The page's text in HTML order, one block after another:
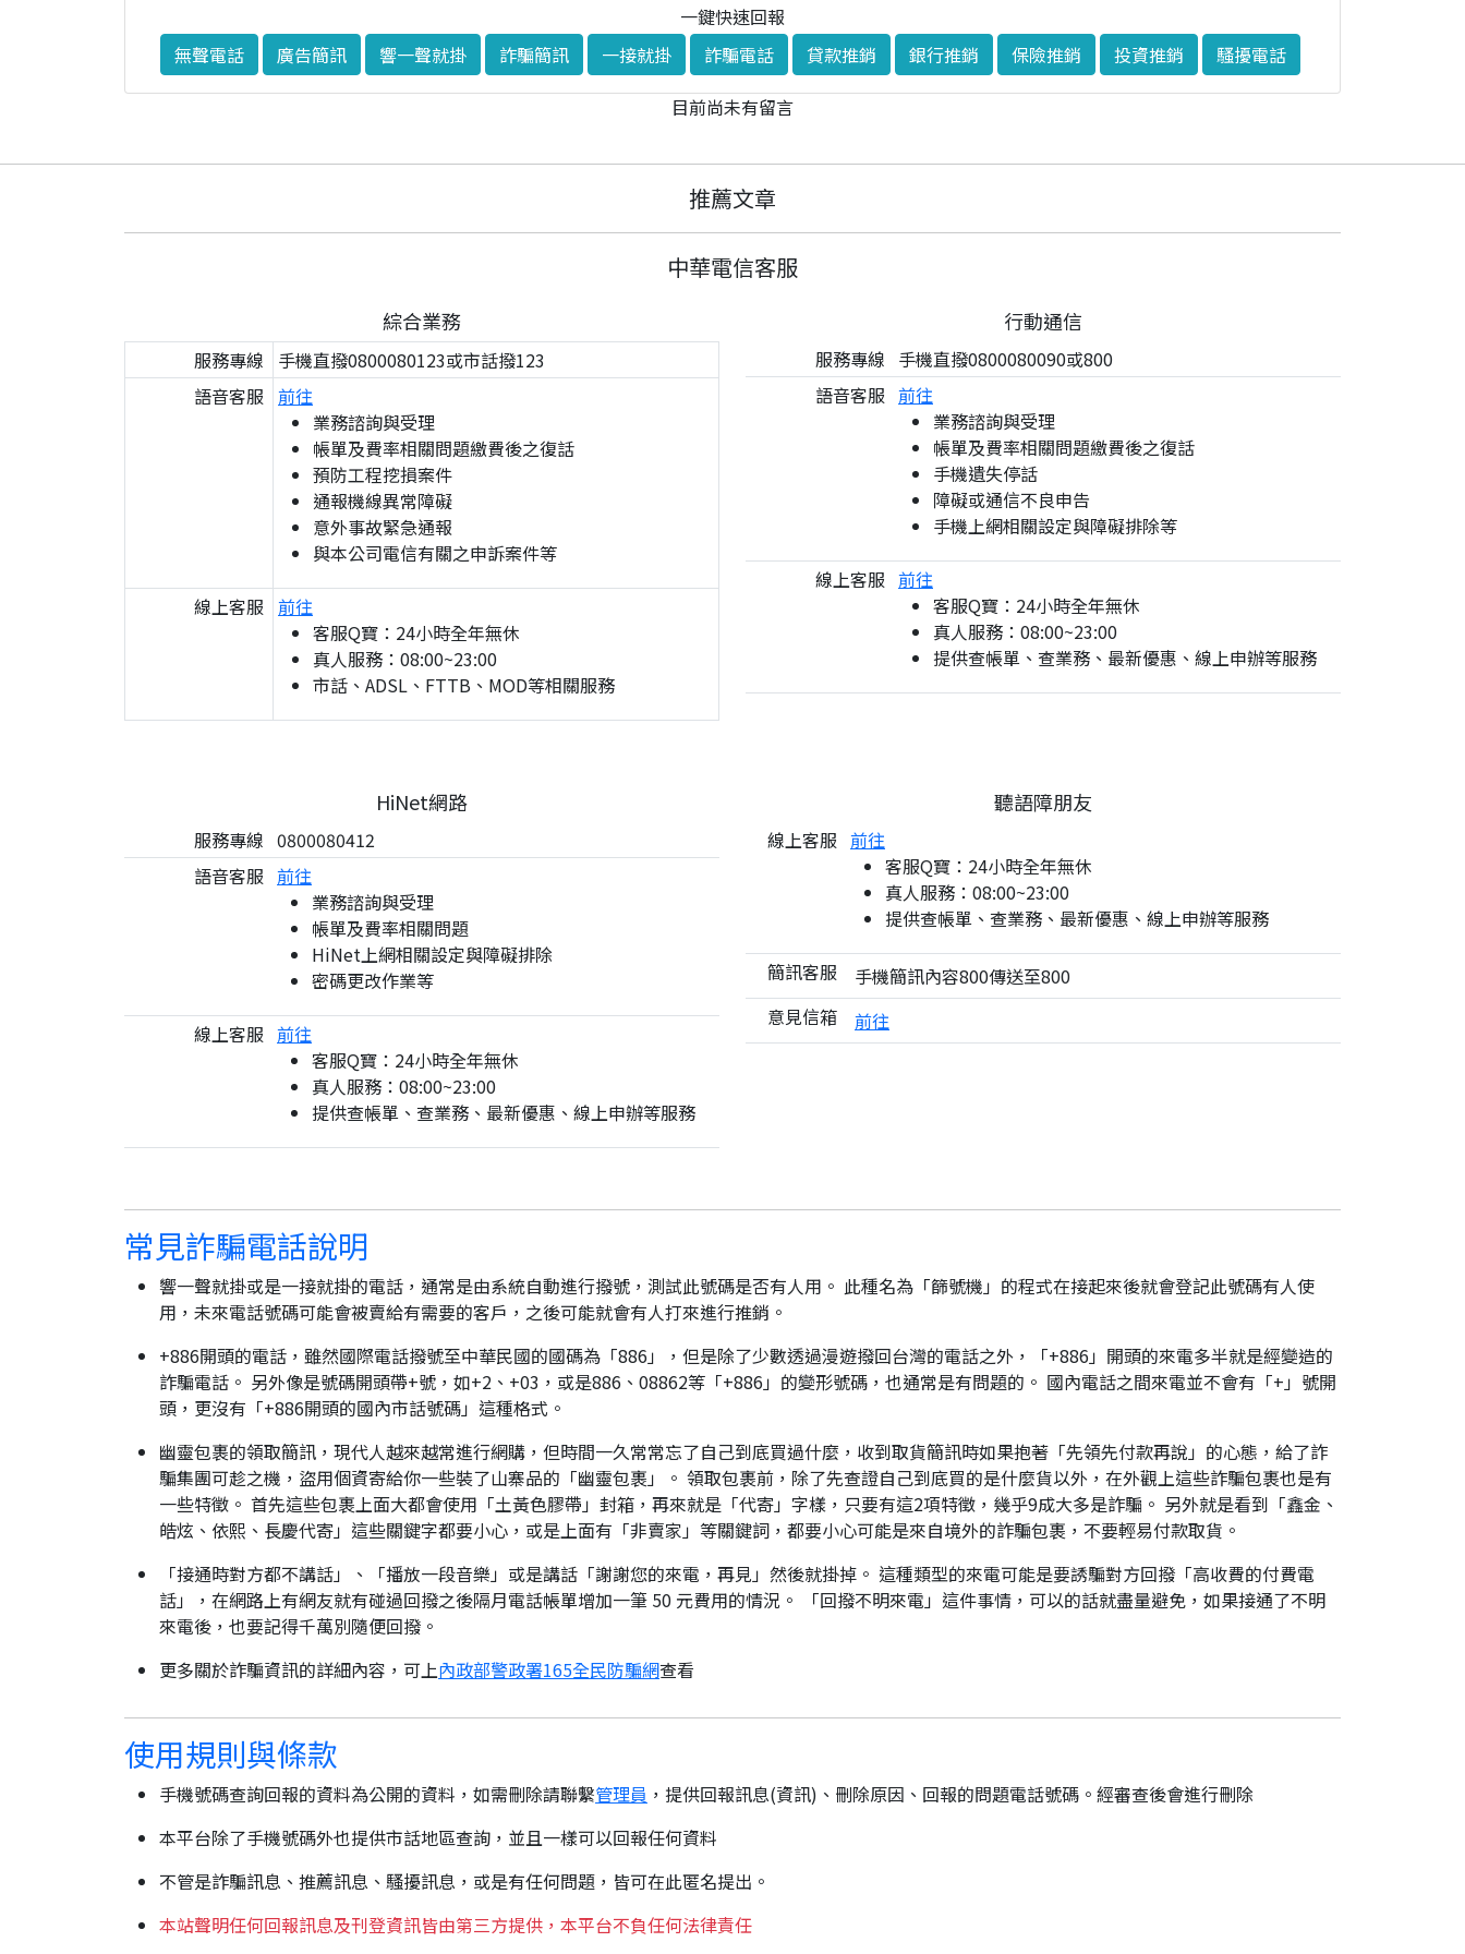
一鍵快速回報
無聲電話
廣告簡訊 響一聲就掛 詐騙簡訊 一接就掛 詐騙電話 貸款推銷 銀行推銷 保險推銷 投資推銷
騷擾電話
目前尚未有留言
推薦文章
中華電信客服
綜合業務
服務專線
手機直撥0800080123或市話撥123
語音客服 前往
業務諮詢與受理
帳單及費率相關問題繳費後之復話
預防工程挖損案件
通報機線異常障礙
意外事故緊急通報
與本公司電信有關之申訴案件等
線上客服 前往
客服Q寶：24小時全年無休
真人服務：08:00~23:00
市話、ADSL、FTTB、MOD等相關服務
行動通信
服務專線 手機直撥0800080090或800
語音客服 前往
業務諮詢與受理
帳單及費率相關問題繳費後之復話
手機遺失停話
障礙或通信不良申告
手機上網相關設定與障礙排除等
線上客服 前往
客服Q寶：24小時全年無休
真人服務：08:00~23:00
提供查帳單、查業務、最新優惠、線上申辦等服務
HiNet網路
服務專線 0800080412
語音客服 前往
業務諮詢與受理
帳單及費率相關問題
HiNet上網相關設定與障礙排除
密碼更改作業等
線上客服 前往
客服Q寶：24小時全年無休
真人服務：08:00~23:00
提供查帳單、查業務、最新優惠、線上申辦等服務
聽語障朋友
線上客服 前往
客服Q寶：24小時全年無休
真人服務：08:00~23:00
提供查帳單、查業務、最新優惠、線上申辦等服務
簡訊客服
手機簡訊內容800傳送至800
意見信箱
前往
常見詐騙電話說明
響一聲就掛或是一接就掛的電話，通常是由系統自動進行撥號，測試此號碼是否有人用。 此種名為「篩號機」的程式在接起來後就會登記此號碼有人使
用，未來電話號碼可能會被賣給有需要的客戶，之後可能就會有人打來進行推銷。
+886開頭的電話，雖然國際電話撥號至中華民國的國碼為「886」，但是除了少數透過漫遊撥回台灣的電話之外，「+886」開頭的來電多半就是經變造的
詐騙電話。 另外像是號碼開頭帶+號，如+2、+03，或是886、08862等「+886」的變形號碼，也通常是有問題的。 國內電話之間來電並不會有「+」號開
頭，更沒有「+886開頭的國內市話號碼」這種格式。
幽靈包裹的領取簡訊，現代人越來越常進行網購，但時間一久常常忘了自己到底買過什麼，收到取貨簡訊時如果抱著「先領先付款再說」的心態，給了詐
騙集團可趁之機，盜用個資寄給你一些裝了山寨品的「幽靈包裹」。 領取包裹前，除了先查證自己到底買的是什麼貨以外，在外觀上這些詐騙包裹也是有
一些特徵。 首先這些包裹上面大都會使用「土黃色膠帶」封箱，再來就是「代寄」字樣，只要有這2項特徵，幾乎9成大多是詐騙。 另外就是看到「鑫金、
皓炫、依熙、長慶代寄」這些關鍵字都要小心，或是上面有「非賣家」等關鍵詞，都要小心可能是來自境外的詐騙包裹，不要輕易付款取貨。
「接通時對方都不講話」、「播放一段音樂」或是講話「謝謝您的來電，再見」然後就掛掉。 這種類型的來電可能是要誘騙對方回撥「高收費的付費電
話」，在網路上有網友就有碰過回撥之後隔月電話帳單增加一筆 50 元費用的情況。 「回撥不明來電」這件事情，可以的話就盡量避免，如果接通了不明
來電後，也要記得千萬別隨便回撥。
更多關於詐騙資訊的詳細內容，可上內政部警政署165全民防騙網查看
使用規則與條款
手機號碼查詢回報的資料為公開的資料，如需刪除請聯繫管理員 ，提供回報訊息(資訊)、刪除原因、回報的問題電話號碼。經審查後會進行刪除
本平台除了手機號碼外也提供市話地區查詢，並且一樣可以回報任何資料
不管是詐騙訊息、推薦訊息、騷擾訊息，或是有任何問題，皆可在此匿名提出。
本站聲明任何回報訊息及刊登資訊皆由第三方提供，本平台不負任何法律責任